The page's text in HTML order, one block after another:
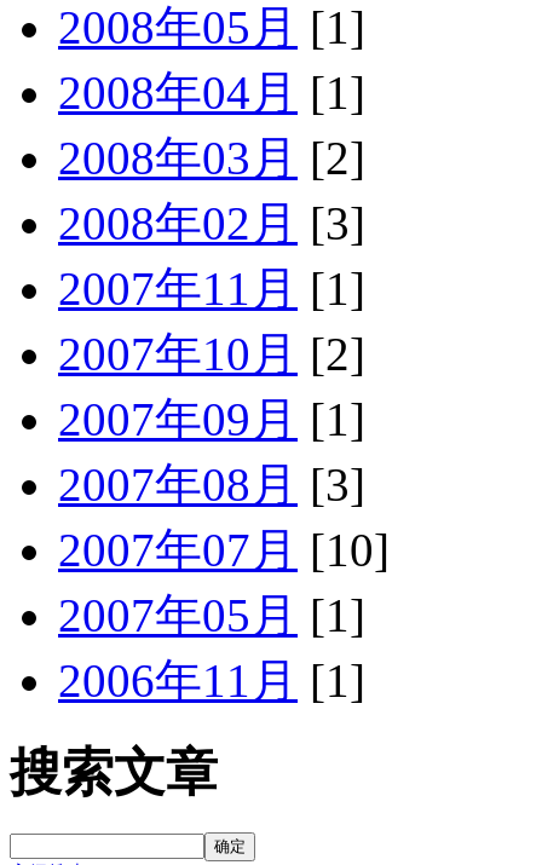
2008年05月 [1]
2008年04月 [1]
2008年03月 [2]
2008年02月 [3]
2007年11月 [1]
2007年10月 [2]
2007年09月 [1]
2007年08月 [3]
2007年07月 [10]
2007年05月 [1]
2006年11月 [1]
搜索文章
确定